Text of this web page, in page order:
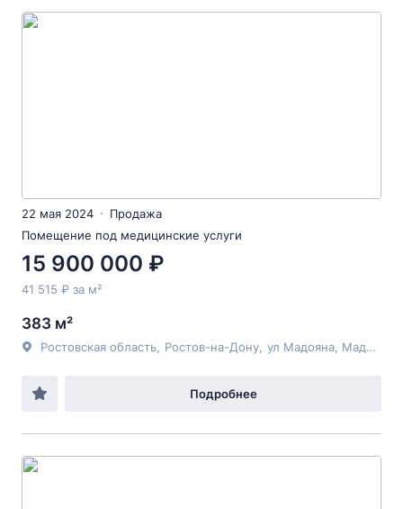
22 мая 2024
Продажа
Помещение под медицинские услуги
15 900 000 ₽
41 515 ₽ за м²
383 м²
Ростовская область Ростов-на-Дону ул Мадояна , Мадояна
Подробнее